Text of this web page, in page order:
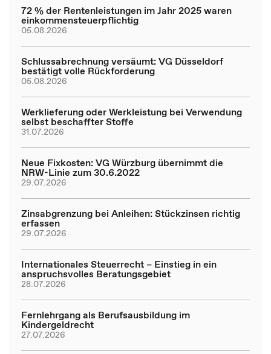
72 % der Rentenleistungen im Jahr 2025 waren
einkommensteuerpflichtig
05.08.2026
Schlussabrechnung versäumt: VG Düsseldorf
bestätigt volle Rückforderung
05.08.2026
Werklieferung oder Werkleistung bei Verwendung
selbst beschaffter Stoffe
31.07.2026
Neue Fixkosten: VG Würzburg übernimmt die
NRW-Linie zum 30.6.2022
29.07.2026
Zinsabgrenzung bei Anleihen: Stückzinsen richtig
erfassen
29.07.2026
Internationales Steuerrecht – Einstieg in ein
anspruchsvolles Beratungsgebiet
28.07.2026
Fernlehrgang als Berufsausbildung im
Kindergeldrecht
27.07.2026